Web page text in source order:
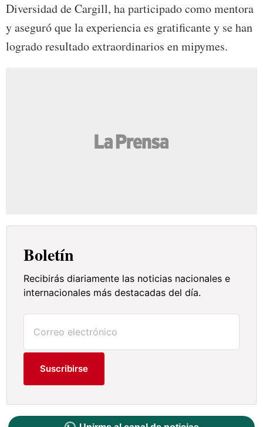
Diversidad de Cargill, ha participado como mentora
y aseguró que la experiencia es gratificante y se han
logrado resultado extraordinarios en mipymes.
Boletín
Recibirás diariamente las noticias nacionales e
internacionales más destacadas del día.
Suscribirse